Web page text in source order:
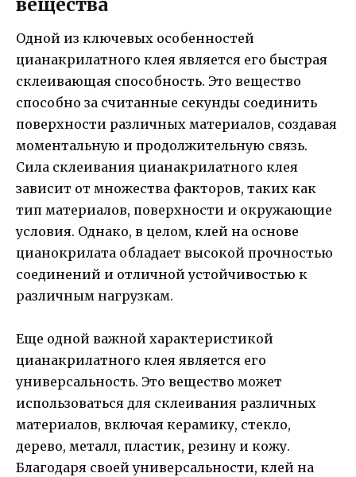
Одной из ключевых особенностей
цианакрилатного клея является его быстрая
склеивающая способность. Это вещество
способно за считанные секунды соединить
поверхности различных материалов, создавая
моментальную и продолжительную связь.
Сила склеивания цианакрилатного клея
зависит от множества факторов, таких как
тип материалов, поверхности и окружающие
условия. Однако, в целом, клей на основе
цианокрилата обладает высокой прочностью
соединений и отличной устойчивостью к
различным нагрузкам.
Еще одной важной характеристикой
цианакрилатного клея является его
универсальность. Это вещество может
использоваться для склеивания различных
материалов, включая керамику, стекло,
дерево, металл, пластик, резину и кожу.
Благодаря своей универсальности, клей на